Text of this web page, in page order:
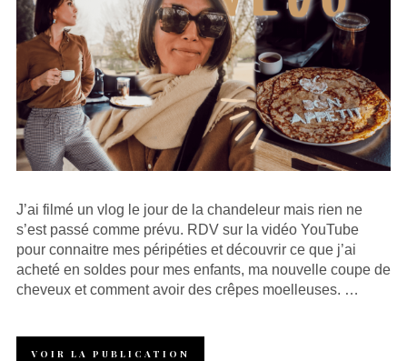
J’ai filmé un vlog le jour de la chandeleur mais rien ne
s’est passé comme prévu. RDV sur la vidéo YouTube
pour connaitre mes péripéties et découvrir ce que j’ai
acheté en soldes pour mes enfants, ma nouvelle coupe de
cheveux et comment avoir des crêpes moelleuses. …
VOIR LA PUBLICATION